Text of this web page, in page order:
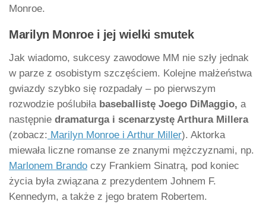
Monroe.
Marilyn Monroe i jej wielki smutek
Jak wiadomo, sukcesy zawodowe MM nie szły jednak
w parze z osobistym szczęściem. Kolejne małżeństwa
gwiazdy szybko się rozpadały – po pierwszym
rozwodzie poślubiła baseballistę Joego DiMaggio, a
następnie dramaturga i scenarzystę Arthura Millera
(zobacz: Marilyn Monroe i Arthur Miller). Aktorka
miewała liczne romanse ze znanymi mężczyznami, np.
Marlonem Brando czy Frankiem Sinatrą, pod koniec
życia była związana z prezydentem Johnem F.
Kennedym, a także z jego bratem Robertem.